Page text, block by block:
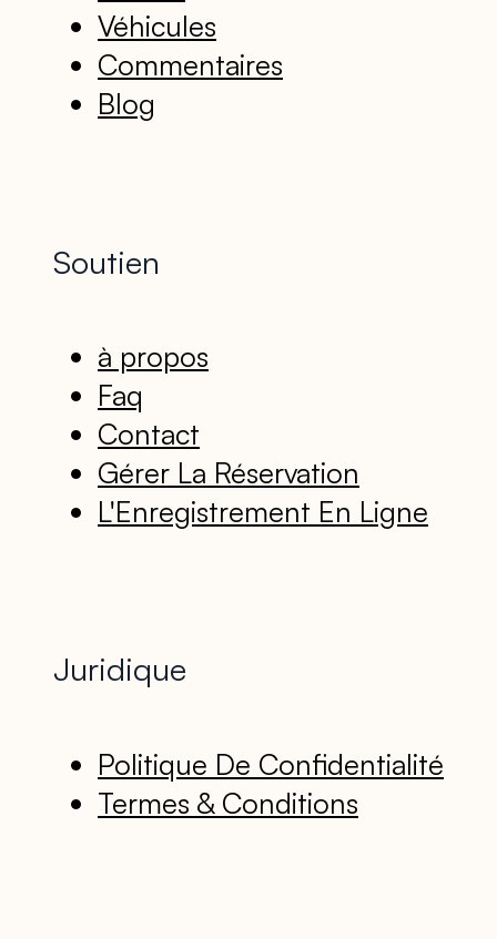
Véhicules
Commentaires
Blog
Soutien
à propos
Faq
Contact
Gérer La Réservation
L'Enregistrement En Ligne
Juridique
Politique De Confidentialité
Termes & Conditions